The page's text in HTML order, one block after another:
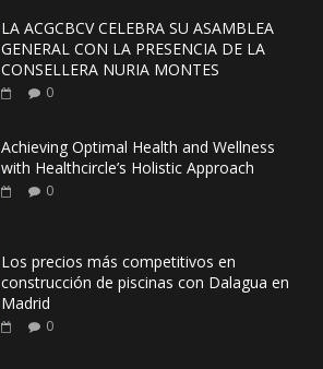
LA ACGCBCV CELEBRA SU ASAMBLEA
GENERAL CON LA PRESENCIA DE LA
CONSELLERA NURIA MONTES
0
Achieving Optimal Health and Wellness
with Healthcircle’s Holistic Approach
0
Los precios más competitivos en
construcción de piscinas con Dalagua en
Madrid
0